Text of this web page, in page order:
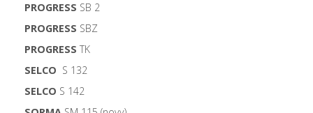
PROGRESS SB 2
PROGRESS SBZ
PROGRESS TK
SELCO S 132
SELCO S 142